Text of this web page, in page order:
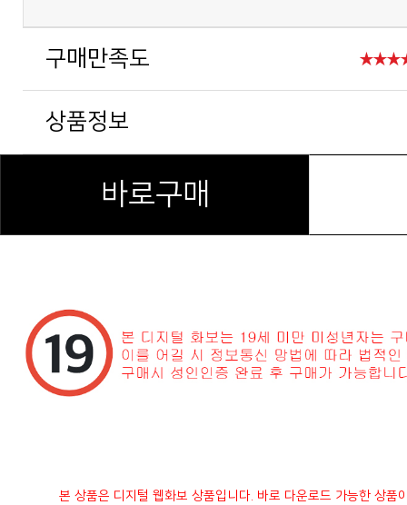
구매만족도
상품정보
바로구매
본 상품은 디지털 웹화보 상품입니다. 바로 다운로드 가능한 상품